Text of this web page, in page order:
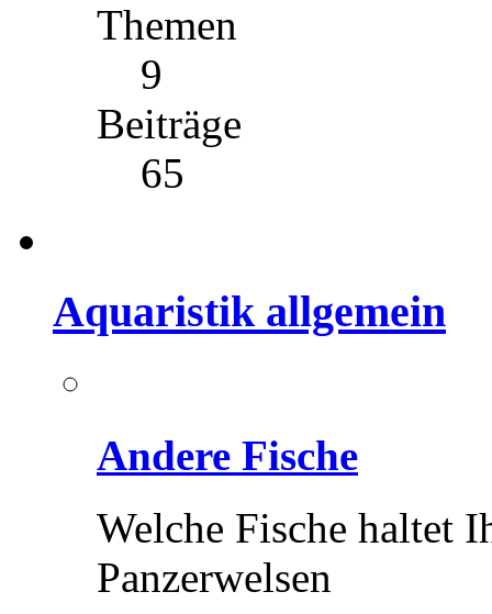
Themen
9
Beiträge
65
Aquaristik allgemein
Andere Fische
Welche Fische haltet
Panzerwelsen